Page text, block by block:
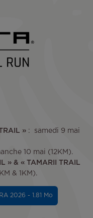
» : samedi 9 mai
10 mai (12KM).
» & « TAMARII TRAIL
& 1KM).
2026 - 1.81 Mo